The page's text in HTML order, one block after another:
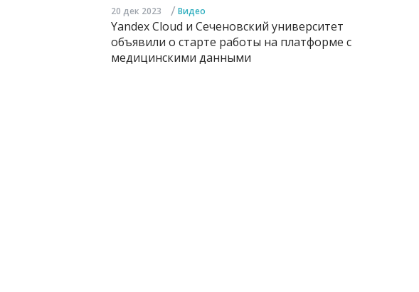
20 дек 2023 / Видео
Yandex Cloud и Сеченовский университет
объявили о старте работы на платформе с
медицинскими данными